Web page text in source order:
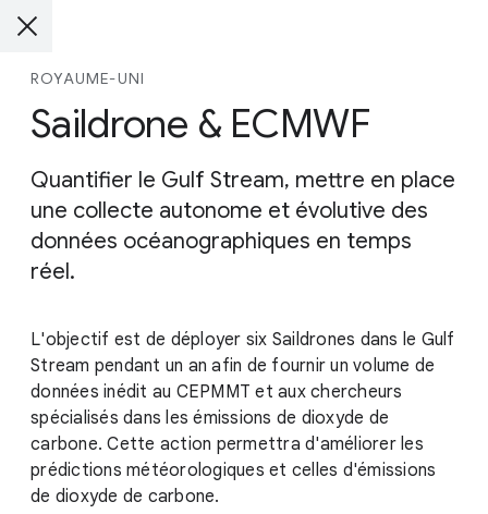
ROYAUME-UNI
Saildrone & ECMWF
Quantifier le Gulf Stream, mettre en place
une collecte autonome et évolutive des
données océanographiques en temps
réel.
L'objectif est de déployer six Saildrones dans le Gulf
Stream pendant un an afin de fournir un volume de
données inédit au CEPMMT et aux chercheurs
spécialisés dans les émissions de dioxyde de
carbone. Cette action permettra d'améliorer les
prédictions météorologiques et celles d'émissions
de dioxyde de carbone.